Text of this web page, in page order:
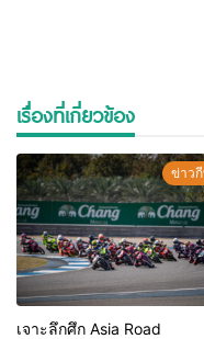
เรื่องที่เกี่ยวข้อง
ข่าว
เจาะลึกศึก Asia Road